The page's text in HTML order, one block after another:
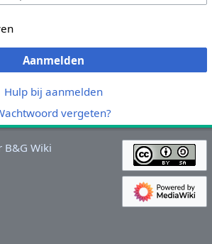
Aanmelden
Hulp bij aanmelden
vergeten?
B&G Wiki